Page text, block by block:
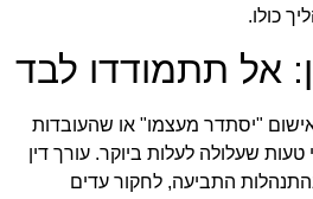
כולו.
אל תתמודדו לבד
"יסתדר מעצמו" או שהעובדות
שעלולה לעלות ביוקר. עורך דין
התביעה, לחקור עדים